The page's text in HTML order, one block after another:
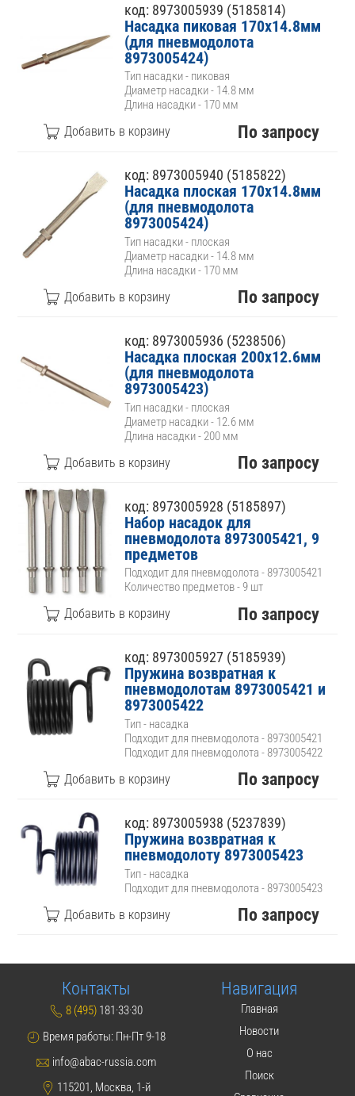
код: 8973005939 (5185814)
Насадка пиковая 170х14.8мм
(для пневмодолота
8973005424)
Тип насадки - пиковая
Диаметр насадки - 14.8 мм
Длина насадки - 170 мм
По запросу
код: 8973005940 (5185822)
Насадка плоская 170х14.8мм
(для пневмодолота
8973005424)
Тип насадки - плоская
Диаметр насадки - 14.8 мм
Длина насадки - 170 мм
По запросу
код: 8973005936 (5238506)
Насадка плоская 200х12.6мм
(для пневмодолота
8973005423)
Тип насадки - плоская
Диаметр насадки - 12.6 мм
Длина насадки - 200 мм
По запросу
код: 8973005928 (5185897)
Набор насадок для
пневмодолота 8973005421, 9
предметов
Подходит для пневмодолота - 8973005421
Количество предметов - 9 шт
По запросу
код: 8973005927 (5185939)
Пружина возвратная к
пневмодолотам 8973005421 и
8973005422
Тип - насадка
Подходит для пневмодолота - 8973005421
Подходит для пневмодолота - 8973005422
По запросу
код: 8973005938 (5237839)
Пружина возвратная к
пневмодолоту 8973005423
Тип - насадка
Подходит для пневмодолота - 8973005423
По запросу
Контакты
8 (495) 181·33·30
Время работы: Пн-Пт 9-18
info@abac-russia.com
115201, Москва, 1-й
Навигация
Главная
Новости
О нас
Поиск